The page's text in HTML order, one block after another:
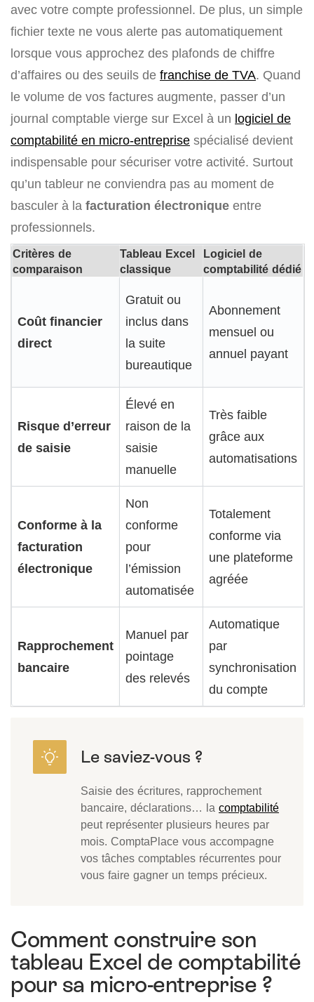
avec votre compte professionnel. De plus, un simple
fichier texte ne vous alerte pas automatiquement
lorsque vous approchez des plafonds de chiffre
d’affaires ou des seuils de franchise de TVA. Quand
le volume de vos factures augmente, passer d’un
journal comptable vierge sur Excel à un logiciel de
comptabilité en micro-entreprise spécialisé devient
indispensable pour sécuriser votre activité. Surtout
qu’un tableur ne conviendra pas au moment de
basculer à la facturation électronique entre
professionnels.
Critères de
comparaison
Tableau Excel
classique
Logiciel de
comptabilité dédié
Coût financier
direct
Gratuit ou
inclus dans
la suite
bureautique
Abonnement
mensuel ou
annuel payant
Risque d’erreur
de saisie
Élevé en
raison de la
saisie
manuelle
Très faible
grâce aux
automatisations
Conforme à la
facturation
électronique
Non
conforme
pour
l’émission
automatisée
Totalement
conforme via
une plateforme
agréée
Rapprochement
bancaire
Manuel par
pointage
des relevés
Automatique
par
synchronisation
du compte
Saisie des écritures, rapprochement
bancaire, déclarations… la comptabilité
peut représenter plusieurs heures par
mois. ComptaPlace vous accompagne
vos tâches comptables récurrentes pour
vous faire gagner un temps précieux.
Comment construire son
tableau Excel de comptabilité
pour sa micro-entreprise ?